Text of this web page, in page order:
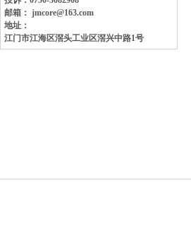
邮箱： jmcore@163.com
地址：
江门市江海区滘头工业区滘兴中路1号